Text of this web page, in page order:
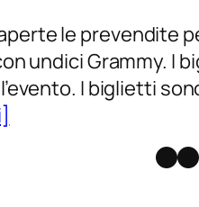
le prevendite
undici Grammy. I
I biglietti